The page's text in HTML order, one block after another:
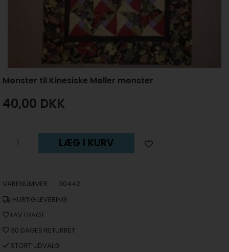
Mønster til Kinesiske Møller mønster
40,00 DKK
LÆG I KURV
VARENUMMER:
30442
HURTIG LEVERING
LAV FRAGT
30 DAGES RETURRET
STORT UDVALG